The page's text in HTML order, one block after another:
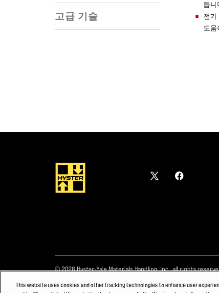
고급 기술
듭니
전기
도움
© 2026 Hyster-Yale Materials Handling, Inc., all rights
This website uses cookies and other tracking technologies to enhance user